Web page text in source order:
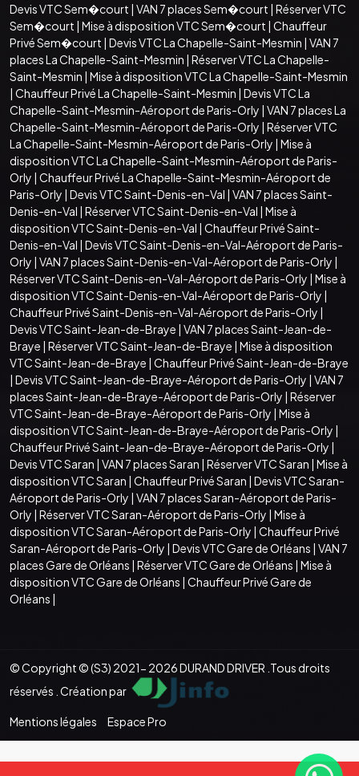
Devis VTC Sem�court | VAN 7 places Sem�court | Réserver VTC
Sem�court | Mise à disposition VTC Sem�court | Chauffeur
Privé Sem�court | Devis VTC La Chapelle-Saint-Mesmin | VAN 7
places La Chapelle-Saint-Mesmin | Réserver VTC La Chapelle-
Saint-Mesmin | Mise à disposition VTC La Chapelle-Saint-Mesmin
| Chauffeur Privé La Chapelle-Saint-Mesmin | Devis VTC La
Chapelle-Saint-Mesmin-Aéroport de Paris-Orly | VAN 7 places La
Chapelle-Saint-Mesmin-Aéroport de Paris-Orly | Réserver VTC
La Chapelle-Saint-Mesmin-Aéroport de Paris-Orly | Mise à
disposition VTC La Chapelle-Saint-Mesmin-Aéroport de Paris-
Orly | Chauffeur Privé La Chapelle-Saint-Mesmin-Aéroport de
Paris-Orly | Devis VTC Saint-Denis-en-Val | VAN 7 places Saint-
Denis-en-Val | Réserver VTC Saint-Denis-en-Val | Mise à
disposition VTC Saint-Denis-en-Val | Chauffeur Privé Saint-
Denis-en-Val | Devis VTC Saint-Denis-en-Val-Aéroport de Paris-
Orly | VAN 7 places Saint-Denis-en-Val-Aéroport de Paris-Orly |
Réserver VTC Saint-Denis-en-Val-Aéroport de Paris-Orly | Mise à
disposition VTC Saint-Denis-en-Val-Aéroport de Paris-Orly |
Chauffeur Privé Saint-Denis-en-Val-Aéroport de Paris-Orly |
Devis VTC Saint-Jean-de-Braye | VAN 7 places Saint-Jean-de-
Braye | Réserver VTC Saint-Jean-de-Braye | Mise à disposition
VTC Saint-Jean-de-Braye | Chauffeur Privé Saint-Jean-de-Braye
| Devis VTC Saint-Jean-de-Braye-Aéroport de Paris-Orly | VAN 7
places Saint-Jean-de-Braye-Aéroport de Paris-Orly | Réserver
VTC Saint-Jean-de-Braye-Aéroport de Paris-Orly | Mise à
disposition VTC Saint-Jean-de-Braye-Aéroport de Paris-Orly |
Chauffeur Privé Saint-Jean-de-Braye-Aéroport de Paris-Orly |
Devis VTC Saran | VAN 7 places Saran | Réserver VTC Saran | Mise à
disposition VTC Saran | Chauffeur Privé Saran | Devis VTC Saran-
Aéroport de Paris-Orly | VAN 7 places Saran-Aéroport de Paris-
Orly | Réserver VTC Saran-Aéroport de Paris-Orly | Mise à
disposition VTC Saran-Aéroport de Paris-Orly | Chauffeur Privé
Saran-Aéroport de Paris-Orly | Devis VTC Gare de Orléans | VAN 7
places Gare de Orléans | Réserver VTC Gare de Orléans | Mise à
disposition VTC Gare de Orléans | Chauffeur Privé Gare de
Orléans |
© Copyright © (S3) 2021- 2026 DURAND DRIVER .Tous droits
réservés . Création par
Mentions légales Espace Pro